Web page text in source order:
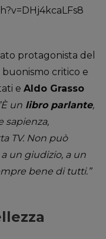
protagonista del
buonismo critico e
e Aldo Grasso
un libro parlante,
sapienza,
TV. Non può
un giudizio, a un
bene di tutti.”